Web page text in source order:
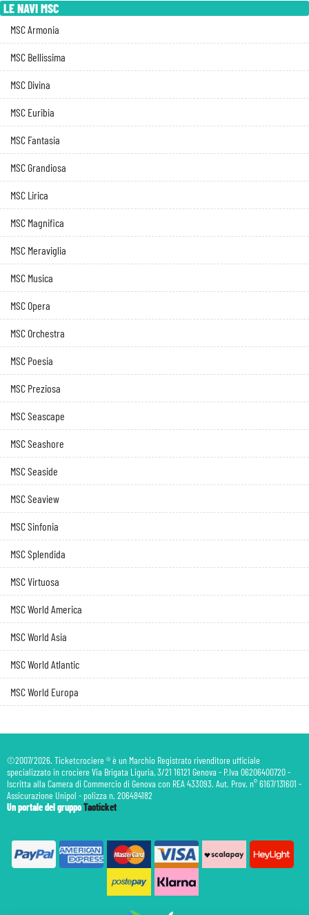
LE NAVI MSC
MSC Armonia
MSC Bellissima
MSC Divina
MSC Euribia
MSC Fantasia
MSC Grandiosa
MSC Lirica
MSC Magnifica
MSC Meraviglia
MSC Musica
MSC Opera
MSC Orchestra
MSC Poesia
MSC Preziosa
MSC Seascape
MSC Seashore
MSC Seaside
MSC Seaview
MSC Sinfonia
MSC Splendida
MSC Virtuosa
MSC World America
MSC World Asia
MSC World Atlantic
MSC World Europa
©2007/2026. Ticketcrociere ® è un Marchio Registrato rivenditore ufficiale
specializzato in crociere Via Brigata Liguria, 3/21 16121 Genova - P.Iva 06206400720 -
Iscritta alla Camera di Commercio di Genova con REA 433093. Aut. Prov. n° 6167/131601 -
Assicurazione Unipol - polizza n. 206484182
Un portale del gruppoTaoticket